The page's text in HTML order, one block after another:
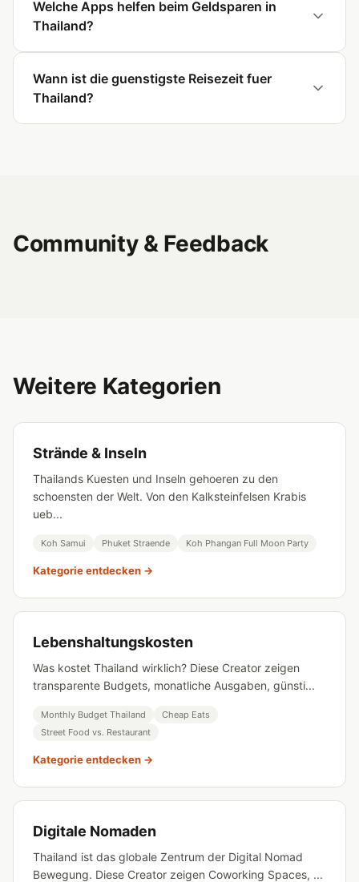
Welche Apps helfen beim Geldsparen in
Thailand?
Wann ist die guenstigste Reisezeit fuer
Thailand?
Community & Feedback
Weitere Kategorien
Strände & Inseln
Thailands Kuesten und Inseln gehoeren zu den
schoensten der Welt. Von den Kalksteinfelsen Krabis
ueb...
Koh Samui Phuket Straende Koh Phangan Full Moon Party
Kategorie entdecken →
Lebenshaltungskosten
Was kostet Thailand wirklich? Diese Creator zeigen
transparente Budgets, monatliche Ausgaben, günsti...
Monthly Budget Thailand
Cheap Eats
Street Food vs. Restaurant
Kategorie entdecken →
Digitale Nomaden
Thailand ist das globale Zentrum der Digital Nomad
Bewegung. Diese Creator zeigen Coworking Spaces, ...